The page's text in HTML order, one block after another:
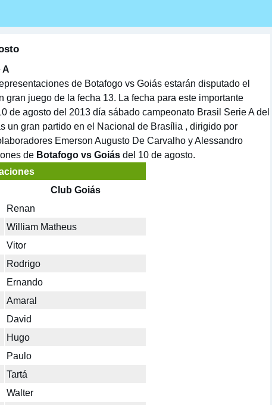
A
de Botafogo vs Goiás estarán disputado el
gran juego de la fecha 13. La fecha para este importante
de agosto del 2013 día sábado campeonato Brasil Serie A del
un gran partido en el Nacional de Brasília , dirigido por
Emerson Augusto De Carvalho y Alessandro
de Botafogo vs Goiás del 10 de agosto.
Club Goiás
Renan
William Matheus
Vitor
Rodrigo
Ernando
Amaral
David
Hugo
Paulo
Tartá
Walter